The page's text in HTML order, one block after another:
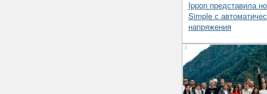
Ippon представила
Simple с
напряжения